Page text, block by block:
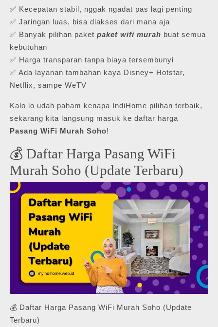
✅ Kecepatan stabil, nggak ngadat pas lagi penting
✅ Jaringan luas, bisa diakses dari mana aja
✅ Banyak pilihan paket paket wifi murah buat semua
kebutuhan
✅ Harga transparan tanpa biaya tersembunyi
✅ Ada layanan tambahan kaya Disney+ Hotstar,
Netflix, sampe WeTV
Kalo lo udah paham kenapa IndiHome pilihan terbaik,
sekarang kita langsung masuk ke daftar harga
Pasang WiFi Murah Soho!
💰 Daftar Harga Pasang WiFi
Murah Soho (Update Terbaru)
💰 Daftar Harga Pasang WiFi Murah Soho (Update
Terbaru)